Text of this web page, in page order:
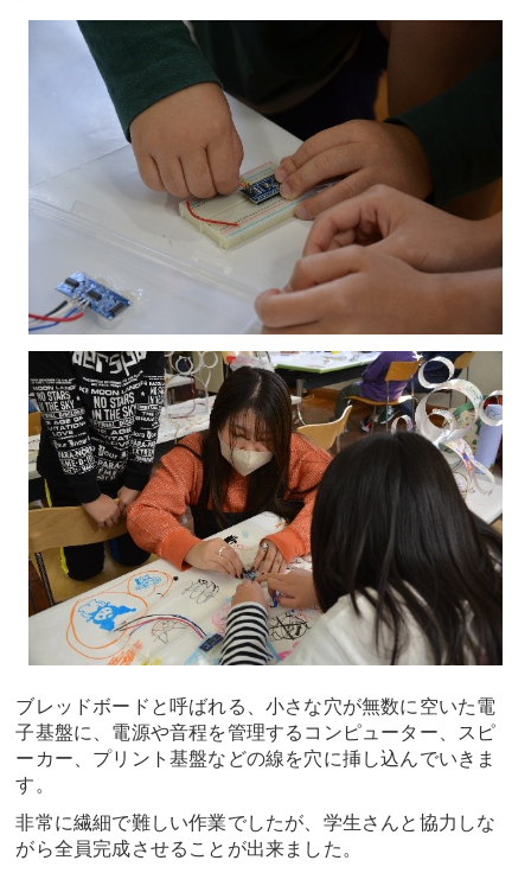
ブレッドボードと呼ばれる、小さな穴が無数に空いた電
子基盤に、電源や音程を管理するコンピューター、スピ
ーカー、プリント基盤などの線を穴に挿し込んでいきま
す。
非常に繊細で難しい作業でしたが、学生さんと協力しな
がら全員完成させることが出来ました。